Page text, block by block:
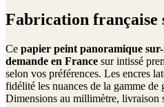
Fabrication française
Ce papier peint panoramique
demande en France sur intissé
selon vos préférences. Les encres
fidélité les nuances de la gamme de
Dimensions au millimètre, livraison